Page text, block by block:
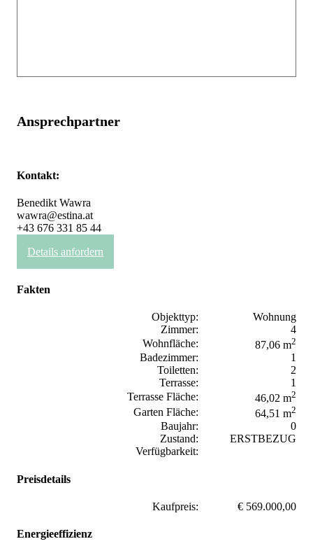
Ansprechpartner
Kontakt:
Benedikt Wawra
wawra@estina.at
+43 676 331 85 44
Details anfordern
Fakten
Objekttyp:
Wohnung
Zimmer:
4
Wohnfläche:
87,06 m2
Badezimmer:
1
Toiletten:
2
Terrasse:
1
Terrasse Fläche:
46,02 m2
Garten Fläche: 64,51 m2
Baujahr:
0
Zustand:
ERSTBEZUG
Verfügbarkeit:
Preisdetails
Kaufpreis: € 569.000,00
Energieeffizienz